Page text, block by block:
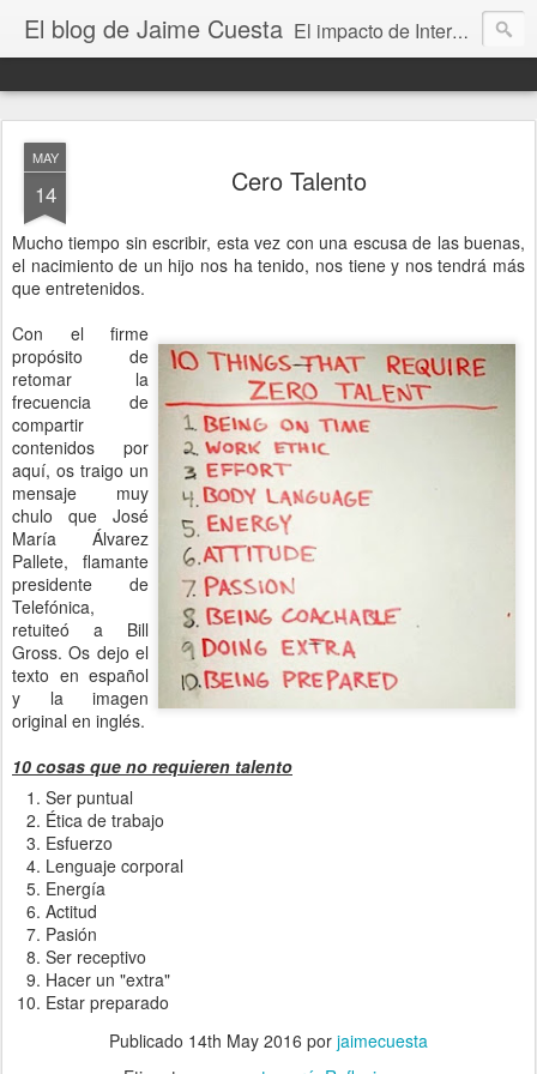
El blog de Jaime Cuesta El impacto de Internet en la sociedad visto con mis propios ojos
MAY
14 Cero Talento
Mucho tiempo sin escribir, esta vez con una escusa de las buenas,
el nacimiento de un hijo nos ha tenido, nos tiene y nos tendrá más
que entretenidos.
Con el firme
propósito de
retomar la
frecuencia de
compartir
contenidos por
aquí, os traigo un
mensaje muy
chulo que José
María Álvarez
Pallete, flamante
presidente de
Telefónica,
retuiteó a Bill
Gross. Os dejo el
texto en español
y la imagen
original en inglés.
10 cosas que no requieren talento
Ser puntual
Ética de trabajo
Esfuerzo
Lenguaje corporal
Energía
Actitud
Pasión
Ser receptivo
Hacer un "extra"
Estar preparado
Publicado 14th May 2016 por jaimecuesta